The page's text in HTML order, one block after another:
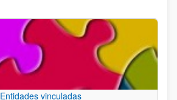
Entidades vinculadas